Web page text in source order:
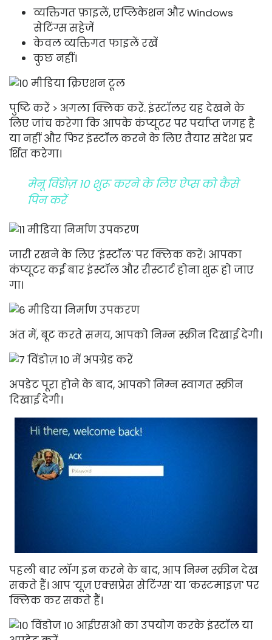
व्यक्तिगत फ़ाइलें, एप्लिकेशन और Windows
सेटिंग्स सहेजें
केवल व्यक्तिगत फाइलें रखें
कुछ नहीं।
पुष्टि करें > अगला क्लिक करें. इंस्टॉलर यह देखने के
लिए जांच करेगा कि आपके कंप्यूटर पर पर्याप्त जगह है
या नहीं और फिर इंस्टॉल करने के लिए तैयार संदेश प्रद
र्शित करेगा।
मेनू विंडोज़ 10 शुरू करने के लिए ऐप्स को कैसे
पिन करें
जारी रखने के लिए 'इंस्टॉल' पर क्लिक करें। आपका
कंप्यूटर कई बार इंस्टॉल और रीस्टार्ट होना शुरू हो जाए
गा।
अंत में, बूट करते समय, आपको निम्न स्क्रीन दिखाई देगी।
अपडेट पूरा होने के बाद, आपको निम्न स्वागत स्क्रीन
दिखाई देगी।
पहली बार लॉग इन करने के बाद, आप निम्न स्क्रीन देख
सकते हैं। आप 'यूज़ एक्सप्रेस सेटिंग्स' या 'कस्टमाइज़' पर
क्लिक कर सकते हैं।